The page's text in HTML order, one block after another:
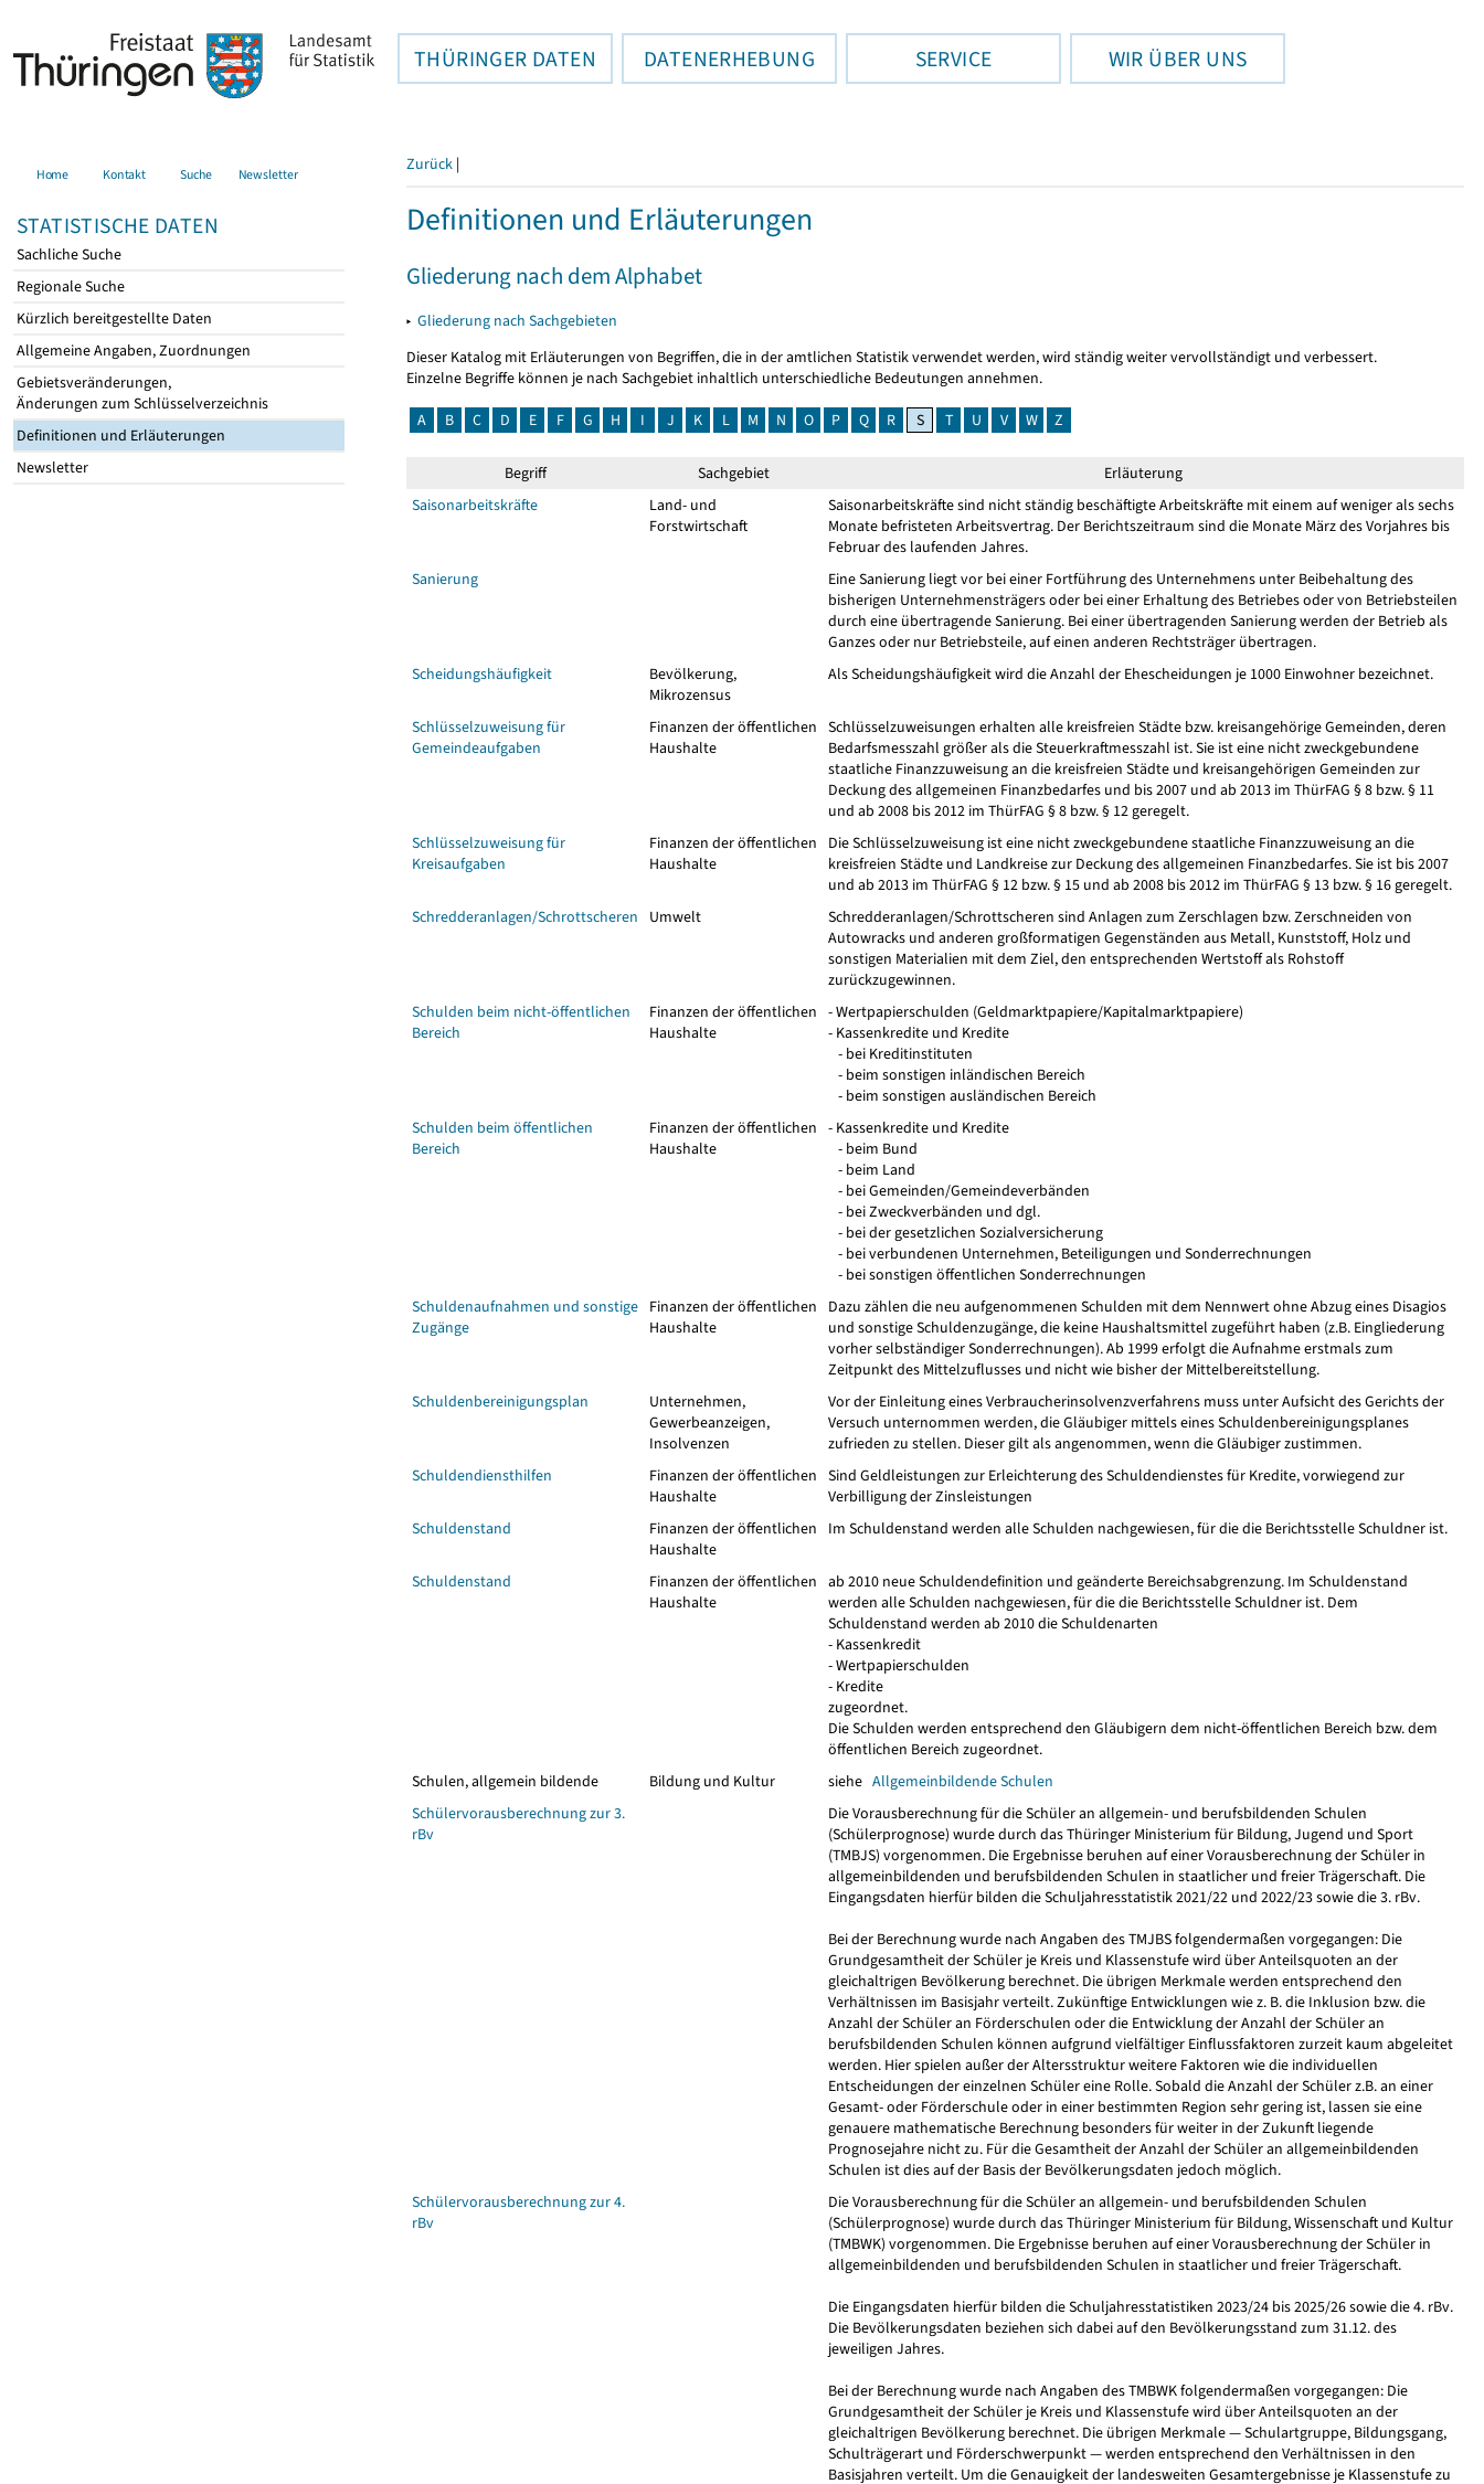
THÜRINGER DATEN DATENERHEBUNG SERVICE WIR ÜBER UNS
Home Kontakt Suche Newsletter
STATISTISCHE DATEN
Sachliche Suche
Regionale Suche
Kürzlich bereitgestellte Daten
Allgemeine Angaben, Zuordnungen
Gebietsveränderungen,
Änderungen zum Schlüsselverzeichnis
Definitionen und Erläuterungen
Newsletter
Zurück |
Definitionen und Erläuterungen
Gliederung nach dem Alphabet
▸ Gliederung nach Sachgebieten
Dieser Katalog mit Erläuterungen von Begriffen, die in der amtlichen Statistik verwendet werden, wird ständig weiter vervollständigt und verbessert.
Einzelne Begriffe können je nach Sachgebiet inhaltlich unterschiedliche Bedeutungen annehmen.
A
B C D E F G H I J K L M N O P Q R S T U V W Z
Begriff Sachgebiet
Erläuterung
Saisonarbeitskräfte
Land- und
Forstwirtschaft
Saisonarbeitskräfte sind nicht ständig beschäftigte Arbeitskräfte mit einem auf weniger als sechs
Monate befristeten Arbeitsvertrag. Der Berichtszeitraum sind die Monate März des Vorjahres bis
Februar des laufenden Jahres.
Sanierung
Eine Sanierung liegt vor bei einer Fortführung des Unternehmens unter Beibehaltung des
bisherigen Unternehmensträgers oder bei einer Erhaltung des Betriebes oder von Betriebsteilen
durch eine übertragende Sanierung. Bei einer übertragenden Sanierung werden der Betrieb als
Ganzes oder nur Betriebsteile, auf einen anderen Rechtsträger übertragen.
Scheidungshäufigkeit
Bevölkerung,
Mikrozensus
Als Scheidungshäufigkeit wird die Anzahl der Ehescheidungen je 1000 Einwohner bezeichnet.
Schlüsselzuweisung für
Gemeindeaufgaben
Finanzen der öffentlichen
Haushalte
Schlüsselzuweisungen erhalten alle kreisfreien Städte bzw. kreisangehörige Gemeinden, deren
Bedarfsmesszahl größer als die Steuerkraftmesszahl ist. Sie ist eine nicht zweckgebundene
staatliche Finanzzuweisung an die kreisfreien Städte und kreisangehörigen Gemeinden zur
Deckung des allgemeinen Finanzbedarfes und bis 2007 und ab 2013 im ThürFAG § 8 bzw. § 11
und ab 2008 bis 2012 im ThürFAG § 8 bzw. § 12 geregelt.
Schlüsselzuweisung für
Kreisaufgaben
Finanzen der öffentlichen
Haushalte
Die Schlüsselzuweisung ist eine nicht zweckgebundene staatliche Finanzzuweisung an die
kreisfreien Städte und Landkreise zur Deckung des allgemeinen Finanzbedarfes. Sie ist bis 2007
und ab 2013 im ThürFAG § 12 bzw. § 15 und ab 2008 bis 2012 im ThürFAG § 13 bzw. § 16 geregelt.
Schredderanlagen/Schrottscheren
Umwelt
Schredderanlagen/Schrottscheren sind Anlagen zum Zerschlagen bzw. Zerschneiden von
Autowracks und anderen großformatigen Gegenständen aus Metall, Kunststoff, Holz und
sonstigen Materialien mit dem Ziel, den entsprechenden Wertstoff als Rohstoff
zurückzugewinnen.
Schulden beim nicht-öffentlichen
Bereich
Finanzen der öffentlichen
Haushalte
- Wertpapierschulden (Geldmarktpapiere/Kapitalmarktpapiere)
- Kassenkredite und Kredite
- bei Kreditinstituten
- beim sonstigen inländischen Bereich
- beim sonstigen ausländischen Bereich
Schulden beim öffentlichen
Bereich
Finanzen der öffentlichen
Haushalte
- Kassenkredite und Kredite
- beim Bund
- beim Land
- bei Gemeinden/Gemeindeverbänden
- bei Zweckverbänden und dgl.
- bei der gesetzlichen Sozialversicherung
- bei verbundenen Unternehmen, Beteiligungen und Sonderrechnungen
- bei sonstigen öffentlichen Sonderrechnungen
Schuldenaufnahmen und sonstige
Zugänge
Finanzen der öffentlichen
Haushalte
Dazu zählen die neu aufgenommenen Schulden mit dem Nennwert ohne Abzug eines Disagios
und sonstige Schuldenzugänge, die keine Haushaltsmittel zugeführt haben (z.B. Eingliederung
vorher selbständiger Sonderrechnungen). Ab 1999 erfolgt die Aufnahme erstmals zum
Zeitpunkt des Mittelzuflusses und nicht wie bisher der Mittelbereitstellung.
Schuldenbereinigungsplan
Unternehmen,
Gewerbeanzeigen,
Insolvenzen
Vor der Einleitung eines Verbraucherinsolvenzverfahrens muss unter Aufsicht des Gerichts der
Versuch unternommen werden, die Gläubiger mittels eines Schuldenbereinigungsplanes
zufrieden zu stellen. Dieser gilt als angenommen, wenn die Gläubiger zustimmen.
Schuldendiensthilfen
Finanzen der öffentlichen
Haushalte
Sind Geldleistungen zur Erleichterung des Schuldendienstes für Kredite, vorwiegend zur
Verbilligung der Zinsleistungen
Schuldenstand
Finanzen der öffentlichen
Haushalte
Im Schuldenstand werden alle Schulden nachgewiesen, für die die Berichtsstelle Schuldner ist.
Schuldenstand
Finanzen der öffentlichen
Haushalte
ab 2010 neue Schuldendefinition und geänderte Bereichsabgrenzung. Im Schuldenstand
werden alle Schulden nachgewiesen, für die die Berichtsstelle Schuldner ist. Dem
Schuldenstand werden ab 2010 die Schuldenarten
- Kassenkredit
- Wertpapierschulden
- Kredite
zugeordnet.
Die Schulden werden entsprechend den Gläubigern dem nicht-öffentlichen Bereich bzw. dem
öffentlichen Bereich zugeordnet.
Schulen, allgemein bildende
Bildung und Kultur siehe Allgemeinbildende Schulen
Schülervorausberechnung zur 3.
rBv
Die Vorausberechnung für die Schüler an allgemein- und berufsbildenden Schulen
(Schülerprognose) wurde durch das Thüringer Ministerium für Bildung, Jugend und Sport
(TMBJS) vorgenommen. Die Ergebnisse beruhen auf einer Vorausberechnung der Schüler in
allgemeinbildenden und berufsbildenden Schulen in staatlicher und freier Trägerschaft. Die
Eingangsdaten hierfür bilden die Schuljahresstatistik 2021/22 und 2022/23 sowie die 3. rBv.
Bei der Berechnung wurde nach Angaben des TMJBS folgendermaßen vorgegangen: Die
Grundgesamtheit der Schüler je Kreis und Klassenstufe wird über Anteilsquoten an der
gleichaltrigen Bevölkerung berechnet. Die übrigen Merkmale werden entsprechend den
Verhältnissen im Basisjahr verteilt. Zukünftige Entwicklungen wie z. B. die Inklusion bzw. die
Anzahl der Schüler an Förderschulen oder die Entwicklung der Anzahl der Schüler an
berufsbildenden Schulen können aufgrund vielfältiger Einflussfaktoren zurzeit kaum abgeleitet
werden. Hier spielen außer der Altersstruktur weitere Faktoren wie die individuellen
Entscheidungen der einzelnen Schüler eine Rolle. Sobald die Anzahl der Schüler z.B. an einer
Gesamt- oder Förderschule oder in einer bestimmten Region sehr gering ist, lassen sie eine
genauere mathematische Berechnung besonders für weiter in der Zukunft liegende
Prognosejahre nicht zu. Für die Gesamtheit der Anzahl der Schüler an allgemeinbildenden
Schulen ist dies auf der Basis der Bevölkerungsdaten jedoch möglich.
Schülervorausberechnung zur 4.
rBv
Die Vorausberechnung für die Schüler an allgemein- und berufsbildenden Schulen
(Schülerprognose) wurde durch das Thüringer Ministerium für Bildung, Wissenschaft und Kultur
(TMBWK) vorgenommen. Die Ergebnisse beruhen auf einer Vorausberechnung der Schüler in
allgemeinbildenden und berufsbildenden Schulen in staatlicher und freier Trägerschaft.
Die Eingangsdaten hierfür bilden die Schuljahresstatistiken 2023/24 bis 2025/26 sowie die 4. rBv.
Die Bevölkerungsdaten beziehen sich dabei auf den Bevölkerungsstand zum 31.12. des
jeweiligen Jahres.
Bei der Berechnung wurde nach Angaben des TMBWK folgendermaßen vorgegangen: Die
Grundgesamtheit der Schüler je Kreis und Klassenstufe wird über Anteilsquoten an der
gleichaltrigen Bevölkerung berechnet. Die übrigen Merkmale — Schulartgruppe, Bildungsgang,
Schulträgerart und Förderschwerpunkt — werden entsprechend den Verhältnissen in den
Basisjahren verteilt. Um die Genauigkeit der landesweiten Gesamtergebnisse je Klassenstufe zu